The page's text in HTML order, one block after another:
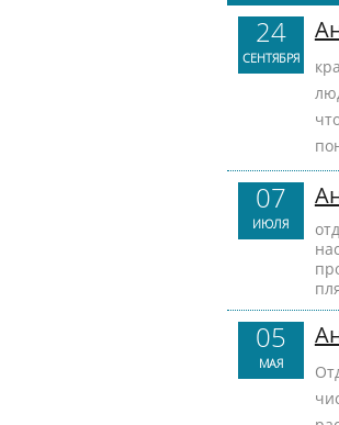
24
СЕНТЯБРЯ
07
ИЮЛЯ
05
МАЯ